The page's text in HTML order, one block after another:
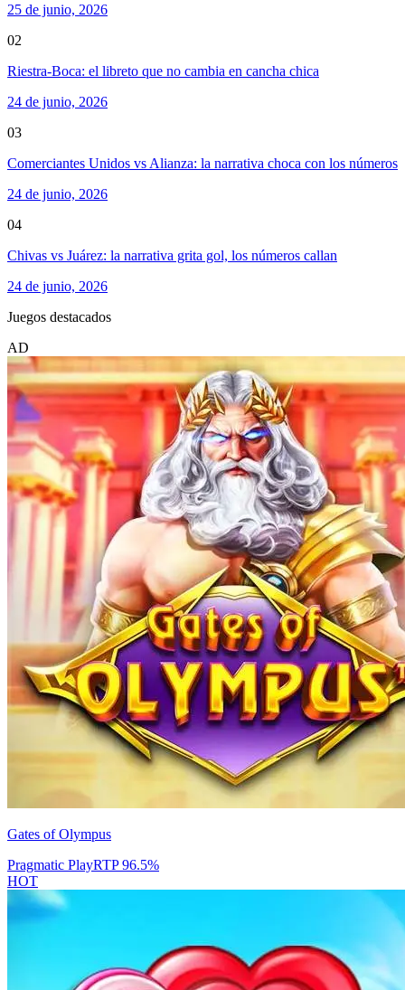
25 de junio, 2026
02
Riestra-Boca: el libreto que no cambia en cancha chica
24 de junio, 2026
03
Comerciantes Unidos vs Alianza: la narrativa choca con los números
24 de junio, 2026
04
Chivas vs Juárez: la narrativa grita gol, los números callan
24 de junio, 2026
Juegos destacados
AD
Gates of Olympus
Pragmatic PlayRTP96.5%
HOT